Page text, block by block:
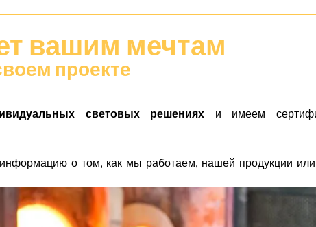
вашим мечтам
проекте
световых решениях и имеем
о том, как мы работаем, нашей продукции